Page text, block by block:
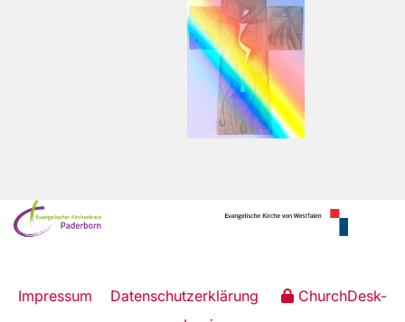
Impressum Datenschutzerklärung
ChurchDesk-